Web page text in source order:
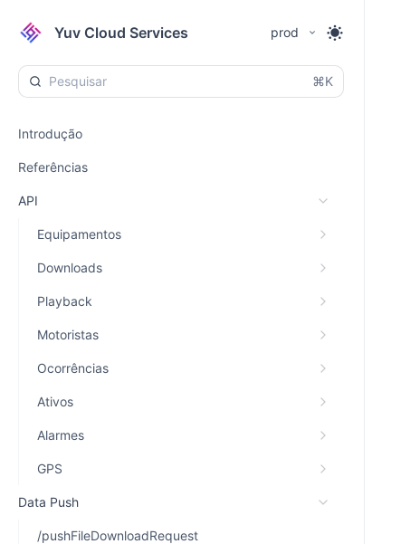
Yuv Cloud Services prod
⌘K
Introdução
Referências
API
Equipamentos
Downloads
Playback
Motoristas
Ocorrências
Ativos
Alarmes
GPS
Data Push
/pushFileDownloadRequest